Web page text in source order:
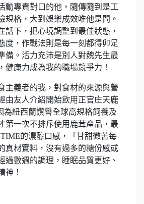
動專責對口的他，隨傳隨到是工
規格，大到娛樂成效唯他是問。
話下，把心境調整到最佳狀態，
度，作戰法則是每一刻都得卯足
備。活力充沛是別人對魏先生最
健康力成為我的職場競爭力！
主義者的我，對食材的來源與營
由友人介紹開始飲用正官庄天鹿
為紐西蘭讚譽全球高規格飼養及
第一次不排斥使用鹿茸產品，最
的濃醇口感，「甘甜微苦每
真材實料，沒有過多的糖份感或
過數週的調理，睡眠品質更好、
神！